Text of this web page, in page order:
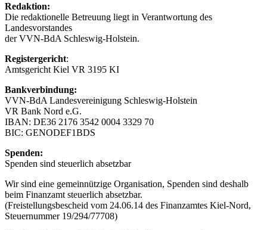
Redaktion:
Die redaktionelle Betreuung liegt in Verantwortung des
Landesvorstandes
der VVN-BdA Schleswig-Holstein.
Registergericht:
Amtsgericht Kiel VR 3195 KI
Bankverbindung:
VVN-BdA Landesvereinigung Schleswig-Holstein
VR Bank Nord e.G.
IBAN: DE36 2176 3542 0004 3329 70
BIC: GENODEF1BDS
Spenden:
Spenden sind steuerlich absetzbar
Wir sind eine gemeinnützige Organisation, Spenden sind deshalb
beim Finanzamt steuerlich absetzbar.
(Freistellungsbescheid vom 24.06.14 des Finanzamtes Kiel-Nord,
Steuernummer 19/294/77708)